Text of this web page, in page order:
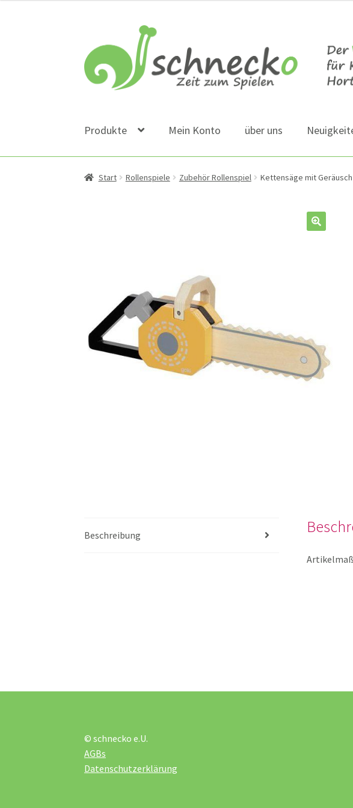
Navigation
springen
Inhalt
springen
Produkte Mein Konto über uns
Start Rollenspiele Zubehör Rollenspiel Kettensäge mit Geräusch
Beschreibung
© schnecko e.U.
AGBs
Datenschutzerklärung